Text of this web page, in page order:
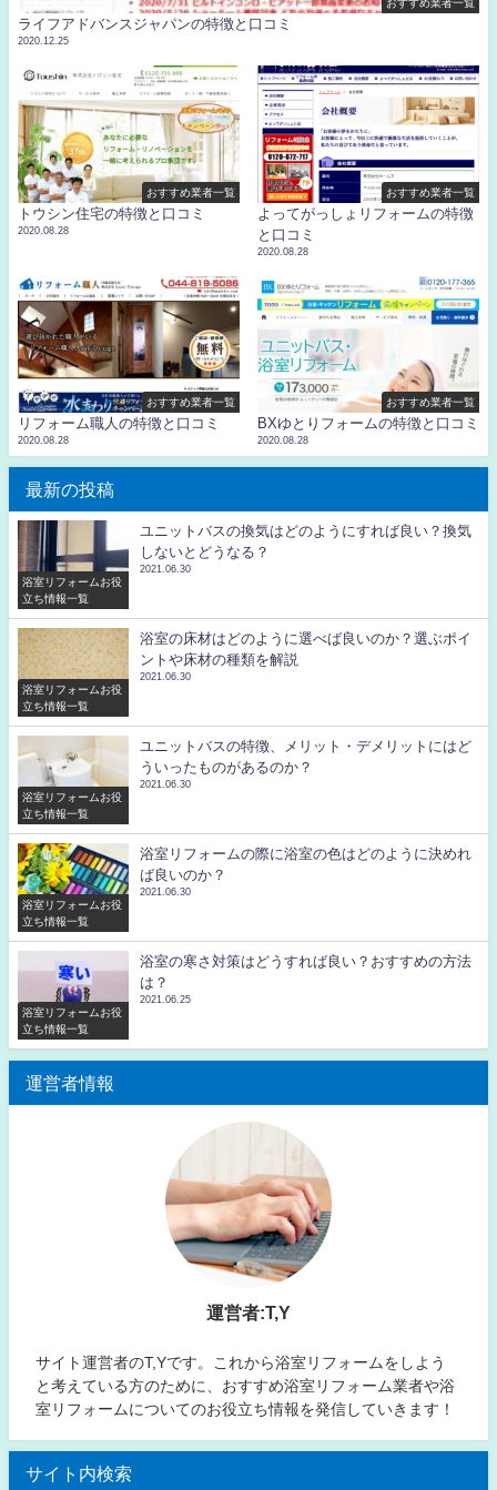
おすすめ業者一覧
ライフアドバンスジャパンの特徴と口コミ
2020.12.25
おすすめ業者一覧
トウシン住宅の特徴と口コミ
2020.08.28
おすすめ業者一覧
よってがっしょリフォームの特徴
と口コミ
2020.08.28
おすすめ業者一覧
リフォーム職人の特徴と口コミ
2020.08.28
おすすめ業者一覧
BXゆとりフォームの特徴と口コミ
2020.08.28
最新の投稿
浴室リフォームお役
立ち情報一覧
ユニットバスの換気はどのようにすれば良い？換気
しないとどうなる？
2021.06.30
浴室リフォームお役
立ち情報一覧
浴室の床材はどのように選べば良いのか？選ぶポイ
ントや床材の種類を解説
2021.06.30
浴室リフォームお役
立ち情報一覧
ユニットバスの特徴、メリット・デメリットにはど
ういったものがあるのか？
2021.06.30
浴室リフォームお役
立ち情報一覧
浴室リフォームの際に浴室の色はどのように決めれ
ば良いのか？
2021.06.30
浴室リフォームお役
立ち情報一覧
浴室の寒さ対策はどうすれば良い？おすすめの方法
は？
2021.06.25
運営者情報
運営者:T,Y
サイト運営者のT,Yです。これから浴室リフォームをしよう
と考えている方のために、おすすめ浴室リフォーム業者や浴
室リフォームについてのお役立ち情報を発信していきます！
サイト内検索